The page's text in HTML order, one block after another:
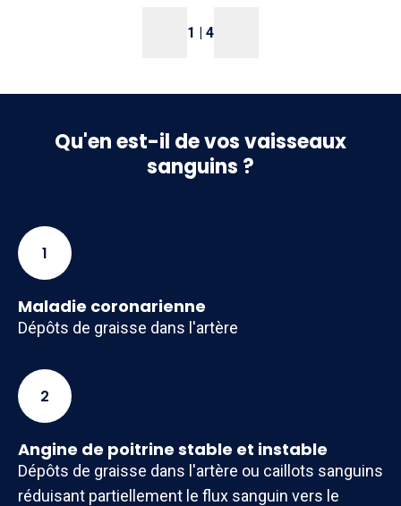
1 | 4
Qu'en est-il de vos vaisseaux
sanguins ?
1
Maladie coronarienne
Dépôts de graisse dans l'artère
2
Angine de poitrine stable et instable
Dépôts de graisse dans l'artère ou caillots sanguins
réduisant partiellement le flux sanguin vers le